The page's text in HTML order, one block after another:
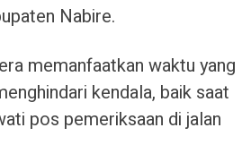
Nabire.
memanfaatkan waktu yang
kendala, baik saat
pos pemeriksaan di jalan